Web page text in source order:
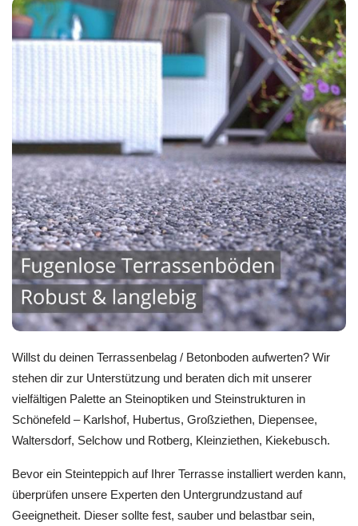
Willst du deinen Terrassenbelag / Betonboden aufwerten? Wir
stehen dir zur Unterstützung und beraten dich mit unserer
vielfältigen Palette an Steinoptiken und Steinstrukturen in
Schönefeld – Karlshof, Hubertus, Großziethen, Diepensee,
Waltersdorf, Selchow und Rotberg, Kleinziethen, Kiekebusch.
Bevor ein Steinteppich auf Ihrer Terrasse installiert werden kann,
überprüfen unsere Experten den Untergrundzustand auf
Geeignetheit. Dieser sollte fest, sauber und belastbar sein,